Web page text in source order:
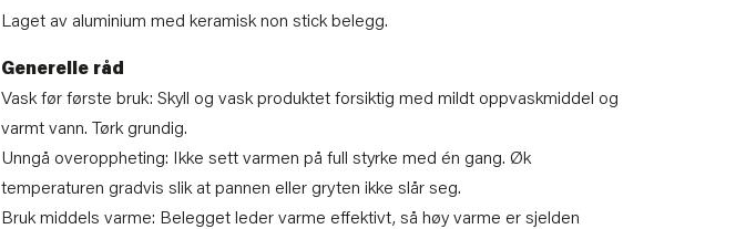
Laget av aluminium med keramisk non stick belegg.
Generelle råd
Vask før første bruk: Skyll og vask produktet forsiktig med mildt oppvaskmiddel og
varmt vann. Tørk grundig.
Unngå overoppheting: Ikke sett varmen på full styrke med én gang. Øk
temperaturen gradvis slik at pannen eller gryten ikke slår seg.
Bruk middels varme: Belegget leder varme effektivt, så høy varme er sjelden